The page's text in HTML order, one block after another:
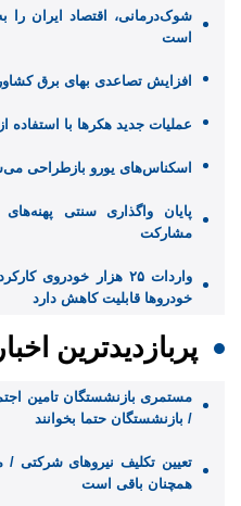
شوک‌درمانی، اقتصاد ایران را
است
افزایش تصاعدی بهای برق
عملیات جدید هکرها با
اسکناس‌های یورو بازطراحی
پایان واگذاری‌ سنتی
مشارکت
خودرو‌ها قابلیت کاهش دارد
پربازدیدترین اخبار
مستمری بازنشستگان تامین
/ بازنشستگان حتما بخوانند
تعیین تکلیف نیروهای شرکتی /
همچنان باقی است